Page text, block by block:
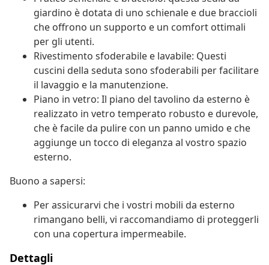
giardino è dotata di uno schienale e due braccioli
che offrono un supporto e un comfort ottimali
per gli utenti.
Rivestimento sfoderabile e lavabile: Questi
cuscini della seduta sono sfoderabili per facilitare
il lavaggio e la manutenzione.
Piano in vetro: Il piano del tavolino da esterno è
realizzato in vetro temperato robusto e durevole,
che è facile da pulire con un panno umido e che
aggiunge un tocco di eleganza al vostro spazio
esterno.
Buono a sapersi:
Per assicurarvi che i vostri mobili da esterno
rimangano belli, vi raccomandiamo di proteggerli
con una copertura impermeabile.
Dettagli